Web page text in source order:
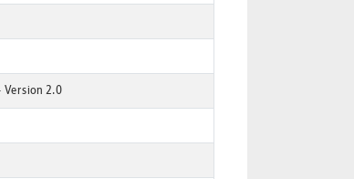
Version 2.0